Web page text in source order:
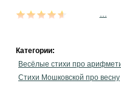
Категории:
Весёлые стихи про
Стихи Мошковской про весну